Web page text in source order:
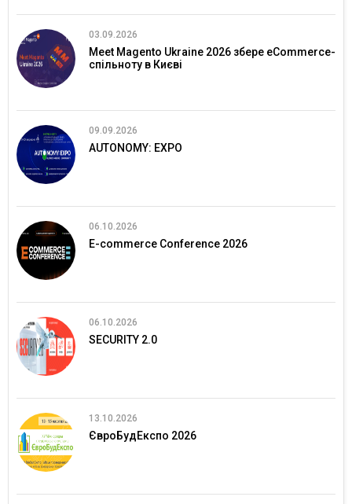
03.09.2026
Meet Magento Ukraine 2026 збере eCommerce-
спільноту в Києві
09.09.2026
AUTONOMY: EXPO
06.10.2026
E-commerce Conference 2026
06.10.2026
SECURITY 2.0
13.10.2026
ЄвроБудЕкспо 2026